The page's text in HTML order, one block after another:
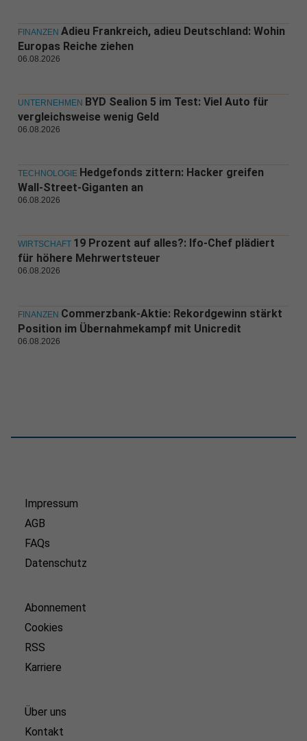
FINANZEN Adieu Frankreich, adieu Deutschland: Wohin
Europas Reiche ziehen
06.08.2026
UNTERNEHMEN BYD Sealion 5 im Test: Viel Auto für
vergleichsweise wenig Geld
06.08.2026
TECHNOLOGIE Hedgefonds zittern: Hacker greifen
Wall-Street-Giganten an
06.08.2026
WIRTSCHAFT 19 Prozent auf alles?: Ifo-Chef plädiert
für höhere Mehrwertsteuer
06.08.2026
FINANZEN Commerzbank-Aktie: Rekordgewinn stärkt
Position im Übernahmekampf mit Unicredit
06.08.2026
Impressum
AGB
FAQs
Datenschutz
Abonnement
Cookies
RSS
Karriere
Über uns
Kontakt